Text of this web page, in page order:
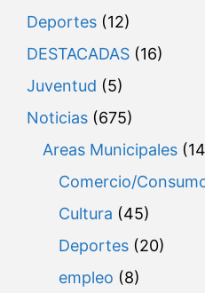
Deportes (12)
DESTACADAS (16)
Juventud (5)
Noticias (675)
Areas Municipales
Comercio/
Cultura (45)
Deportes (20)
empleo (8)